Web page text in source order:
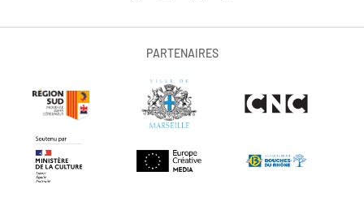
PARTENAIRES